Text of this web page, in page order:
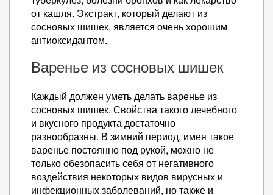
от кашля. Экстракт, который делают из
сосновых шишек, является очень хорошим
антиоксидантом.
Варенье из сосновых шишек
Каждый должен уметь делать варенье из
сосновых шишек. Свойства такого лечебного
и вкусного продукта достаточно
разнообразны. В зимний период, имея такое
варенье постоянно под рукой, можно не
только обезопасить себя от негативного
воздействия некоторых видов вирусных и
инфекционных заболеваний, но также и